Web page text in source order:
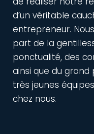
d’un véritable
entrepreneur.
part de la
ponctualité, des
ainsi que du
très jeunes
chez nous.